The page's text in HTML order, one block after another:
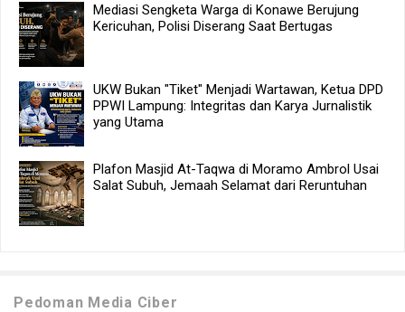
Mediasi Sengketa Warga di Konawe Berujung
Kericuhan, Polisi Diserang Saat Bertugas
UKW Bukan "Tiket" Menjadi Wartawan, Ketua DPD
PPWI Lampung: Integritas dan Karya Jurnalistik
yang Utama
Plafon Masjid At-Taqwa di Moramo Ambrol Usai
Salat Subuh, Jemaah Selamat dari Reruntuhan
Pedoman Media Ciber